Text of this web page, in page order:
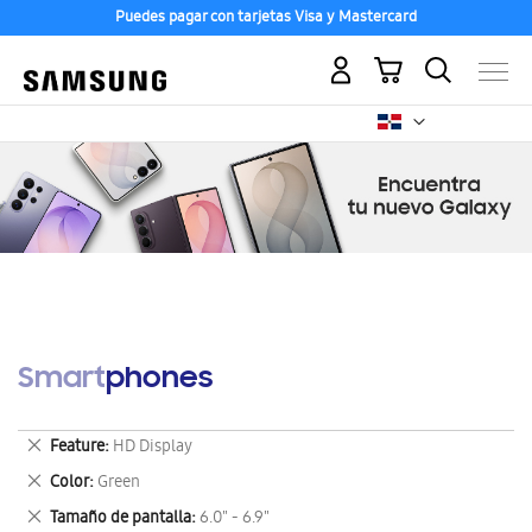
Puedes pagar con tarjetas Visa y Mastercard
Mi carrito
Smartphones
Feature HD Display
Eliminar
este
artículo
Color Green
Eliminar
este
Tamaño de pantalla 6.0" - 6.9"
Eliminar